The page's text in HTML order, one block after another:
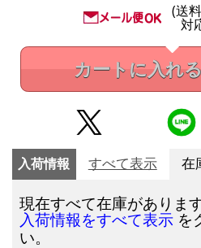
(送
対
カートに入れる
入荷情報 すべて表示 在
現在すべて在庫があります
入荷情報をすべて表示 を
い。